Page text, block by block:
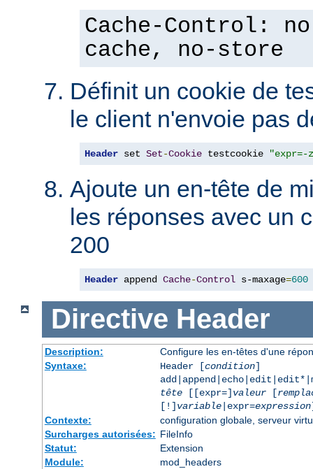
Cache-Control:
cache, no-store
Définit un cookie de
le client n'envoie pas
Header set Set-Cookie testcookie "expr=-
Ajoute un en-tête de
les réponses avec un
200
Header append Cache-Control s-maxage=600
Directive Header
Description:
Configure les en-têtes d'une
Syntaxe:
Header [condition]
tête[[expr=] valeur[
[!] variable|expr=expression
Contexte:
configuration globale, serveur
Surcharges autorisées: FileInfo
Statut:
Extension
Module:
mod_headers